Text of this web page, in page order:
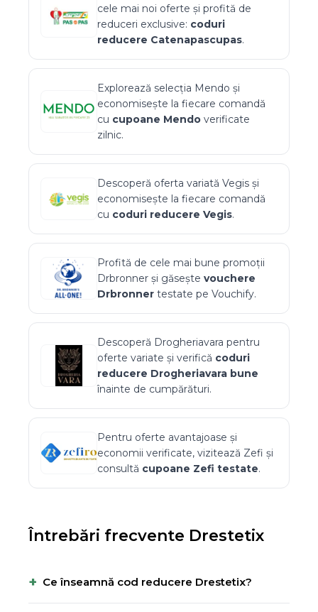
cele mai noi oferte și profită de
reduceri exclusive: coduri
reducere Catenapascupas.
Explorează selecția Mendo și
economisește la fiecare comandă
cu cupoane Mendo verificate
zilnic.
Descoperă oferta variată Vegis și
economisește la fiecare comandă
cu coduri reducere Vegis.
Profită de cele mai bune promoții
Drbronner și găsește vouchere
Drbronner testate pe Vouchify.
Descoperă Drogheriavara pentru
oferte variate și verifică coduri
reducere Drogheriavara bune
înainte de cumpărături.
Pentru oferte avantajoase și
economii verificate, vizitează Zefi și
consultă cupoane Zefi testate.
Întrebări frecvente Drestetix
+ Ce înseamnă cod reducere Drestetix?